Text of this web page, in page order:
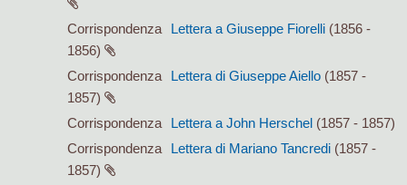
Corrispondenza Lettera a Giuseppe Fiorelli (1856 -
1856)
Corrispondenza
Lettera di Giuseppe Aiello (1857 -
1857)
Corrispondenza
Lettera a John Herschel (1857 - 1857)
Corrispondenza
Lettera di Mariano Tancredi (1857 -
1857)